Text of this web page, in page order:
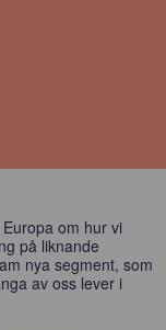
om hur vi
på liknande
nya segment, som
av oss lever i